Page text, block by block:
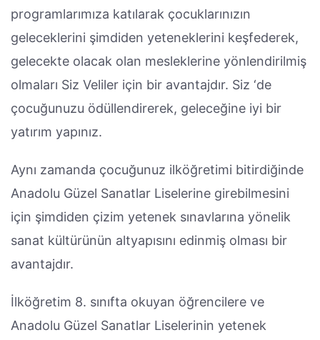
programlarımıza katılarak çocuklarınızın
geleceklerini şimdiden yeteneklerini keşfederek,
gelecekte olacak olan mesleklerine yönlendirilmiş
olmaları Siz Veliler için bir avantajdır. Siz ‘de
çocuğunuzu ödüllendirerek, geleceğine iyi bir
yatırım yapınız.
Aynı zamanda çocuğunuz ilköğretimi bitirdiğinde
Anadolu Güzel Sanatlar Liselerine girebilmesini
için şimdiden çizim yetenek sınavlarına yönelik
sanat kültürünün altyapısını edinmiş olması bir
avantajdır.
İlköğretim 8. sınıfta okuyan öğrencilere ve
Anadolu Güzel Sanatlar Liselerinin yetenek